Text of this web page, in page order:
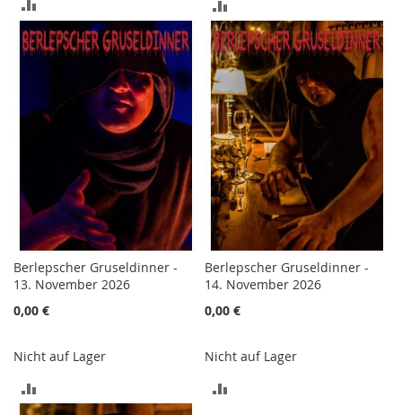
VERGLEICHSLISTE
HINZUFÜGEN
VERGLEICHSLISTE
HINZUFÜGEN
Berlepscher Gruseldinner -
13. November 2026
0,00 €
Nicht auf Lager
Berlepscher Gruseldinner -
14. November 2026
0,00 €
Nicht auf Lager